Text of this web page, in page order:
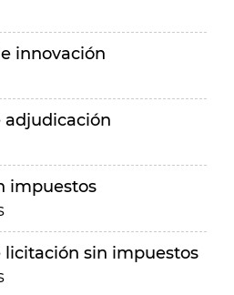
innovación
adjudicación
impuestos
licitación sin impuestos